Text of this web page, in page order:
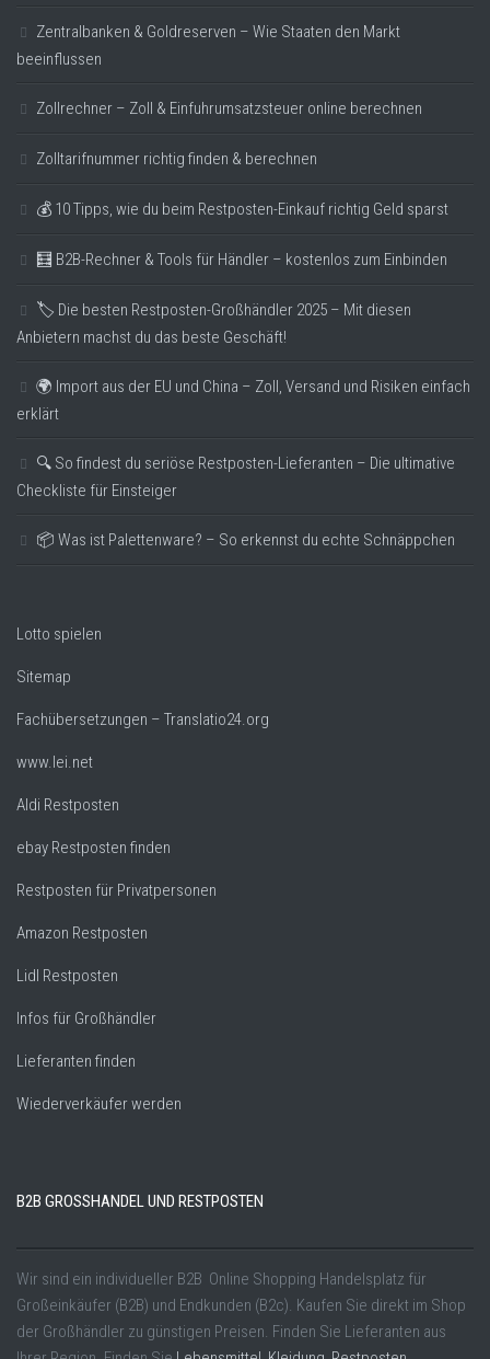
Zentralbanken & Goldreserven – Wie Staaten den Markt
beeinflussen
Zollrechner – Zoll & Einfuhrumsatzsteuer online berechnen
Zolltarifnummer richtig finden & berechnen
💰 10 Tipps, wie du beim Restposten-Einkauf richtig Geld sparst
🧮 B2B-Rechner & Tools für Händler – kostenlos zum Einbinden
🏷️ Die besten Restposten-Großhändler 2025 – Mit diesen
Anbietern machst du das beste Geschäft!
🌍 Import aus der EU und China – Zoll, Versand und Risiken einfach
erklärt
🔍 So findest du seriöse Restposten-Lieferanten – Die ultimative
Checkliste für Einsteiger
📦 Was ist Palettenware? – So erkennst du echte Schnäppchen
Lotto spielen
Sitemap
Fachübersetzungen – Translatio24.org
www.lei.net
Aldi Restposten
ebay Restposten finden
Restposten für Privatpersonen
Amazon Restposten
Lidl Restposten
Infos für Großhändler
Lieferanten finden
Wiederverkäufer werden
B2B GROSSHANDEL UND RESTPOSTEN
Wir sind ein individueller B2B Online Shopping Handelsplatz für
Großeinkäufer (B2B) und Endkunden (B2c). Kaufen Sie direkt im Shop
der Großhändler zu günstigen Preisen. Finden Sie Lieferanten aus